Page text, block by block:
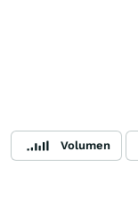
Volumen